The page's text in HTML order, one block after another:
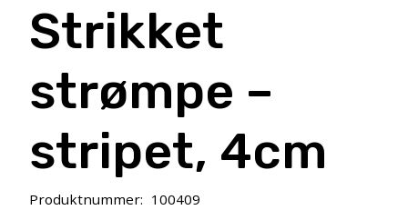
Strikket
strømpe –
stripet, 4cm
Produktnummer: 100409